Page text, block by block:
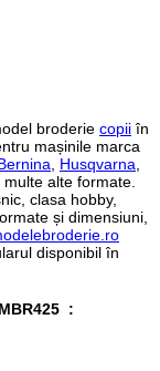
broderie copiiîn
mașinile marca
Husqvarna
multe alte formate.
clasa hobby,
și dimensiuni,
disponibil în
: